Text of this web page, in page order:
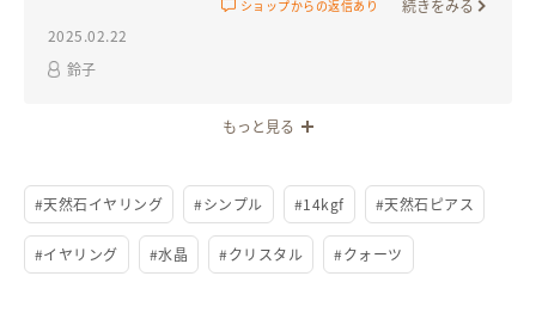
ショップからの返信あり
続きをみる
2025.02.22
鈴子
もっと見る
#天然石イヤリング #シンプル #14kgf #天然石ピアス
#イヤリング #水晶 #クリスタル #クォーツ